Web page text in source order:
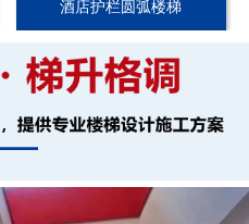
酒店护栏圆弧楼梯